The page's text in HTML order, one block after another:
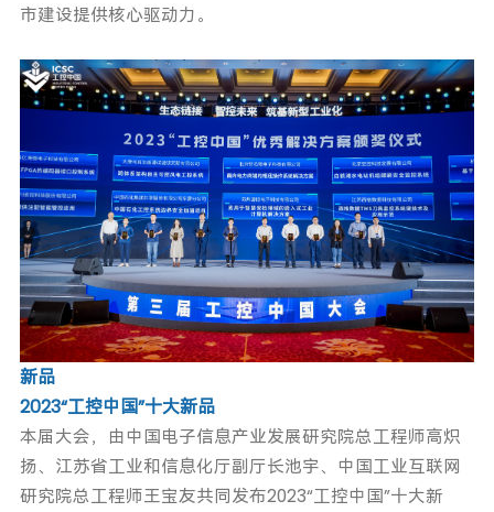
市建设提供核心驱动力。
新品
2023“工控中国”十大新品
本届大会，由中国电子信息产业发展研究院总工程师高炽
扬、江苏省工业和信息化厅副厅长池宇、中国工业互联网
研究院总工程师王宝友共同发布2023“工控中国”十大新